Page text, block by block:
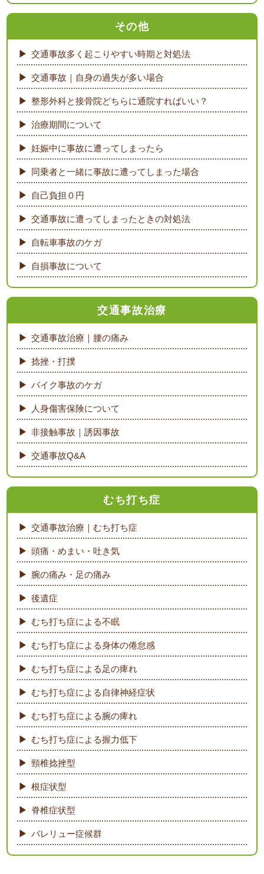
その他
交通事故多く起こりやすい時期と対処法
交通事故｜自身の過失が多い場合
整形外科と接骨院どちらに通院すればいい？
治療期間について
妊娠中に事故に遭ってしまったら
同乗者と一緒に事故に遭ってしまった場合
自己負担０円
交通事故に遭ってしまったときの対処法
自転車事故のケガ
自損事故について
交通事故治療
交通事故治療｜腰の痛み
捻挫・打撲
バイク事故のケガ
人身傷害保険について
非接触事故｜誘因事故
交通事故Q&A
むち打ち症
交通事故治療｜むち打ち症
頭痛・めまい・吐き気
腕の痛み・足の痛み
後遺症
むち打ち症による不眠
むち打ち症による身体の倦怠感
むち打ち症による足の痺れ
むち打ち症による自律神経症状
むち打ち症による腕の痺れ
むち打ち症による握力低下
頸椎捻挫型
根症状型
脊椎症状型
バレリュー症候群